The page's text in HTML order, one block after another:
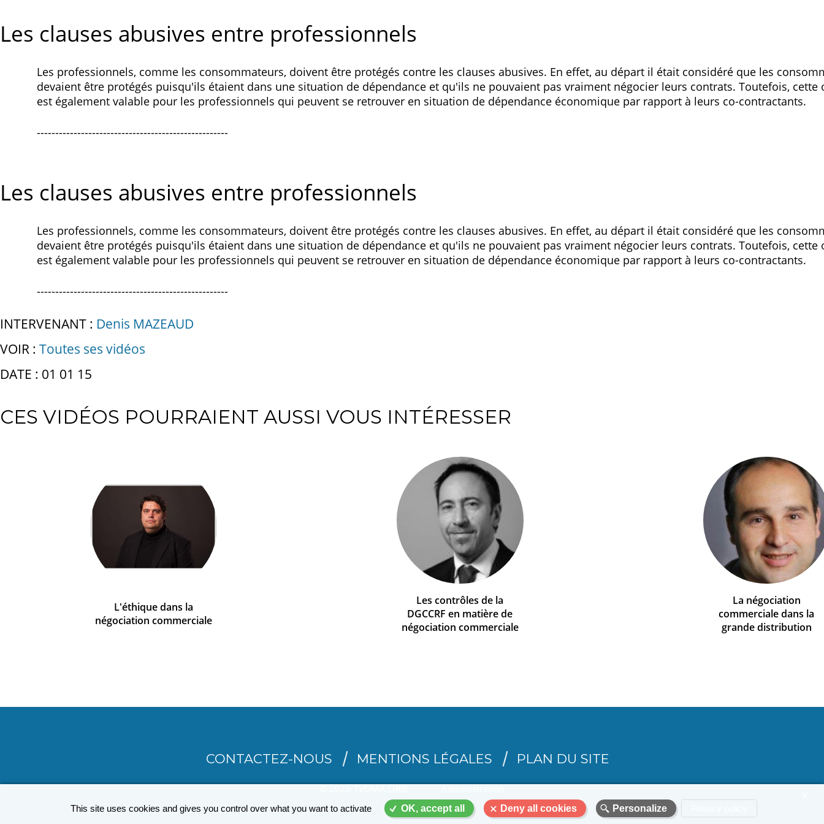
Les clauses abusives entre professionnels
Les professionnels, comme les consommateurs, doivent être protégés contre les clauses abusives. En effet, au départ il était considéré que les
devaient être protégés puisqu'ils étaient dans une situation de dépendance et qu'ils ne pouvaient pas vraiment négocier leurs contrats. Toutefois, cette
est également valable pour les professionnels qui peuvent se retrouver en situation de dépendance économique par rapport à leurs co-contractants.
----------------------------------------------------
Les clauses abusives entre professionnels
Les professionnels, comme les consommateurs, doivent être protégés contre les clauses abusives. En effet, au départ il était considéré que les
devaient être protégés puisqu'ils étaient dans une situation de dépendance et qu'ils ne pouvaient pas vraiment négocier leurs contrats. Toutefois, cette
est également valable pour les professionnels qui peuvent se retrouver en situation de dépendance économique par rapport à leurs co-contractants.
----------------------------------------------------
INTERVENANT : Denis MAZEAUD
VOIR : Toutes ses vidéos
DATE : 01 01 15
CES VIDÉOS POURRAIENT AUSSI VOUS INTÉRESSER
L'éthique dans la
négociation commerciale
Les contrôles de la
DGCCRF en matière de
négociation commerciale
La négociation
commerciale dans la
grande distribution
MENU
CONTACTEZ-NOUS MENTIONS LÉGALES PLAN DU SITE
© 2026 TVDMA.ORG Administration
This site uses cookies and gives you control over what you want to activate
OK, accept all Deny all cookies Personalize